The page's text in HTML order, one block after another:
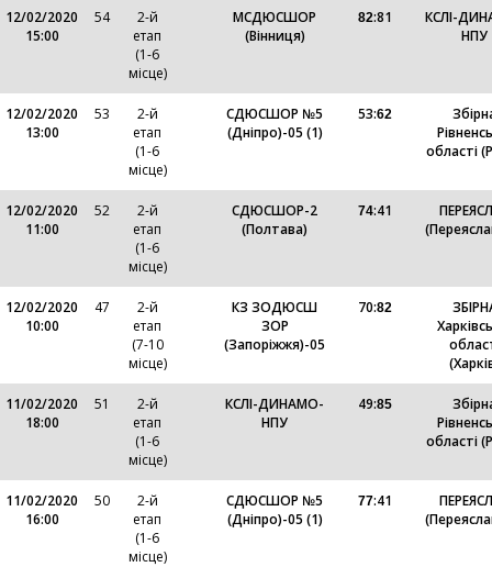
12/02/2020
15:00
54
2-й
етап
(1-6
місце)
МСДЮСШОР
(Вінниця)
82:81
КСЛІ-
НПУ
12/02/2020
13:00
53
2-й
етап
(1-6
місце)
СДЮСШОР №5
(Дніпро)-05 (1)
53:62
області
12/02/2020
11:00
52
2-й
етап
(1-6
місце)
СДЮСШОР-2
(Полтава)
74:41
12/02/2020
10:00
47
2-й
етап
(7-10
місце)
КЗ ЗОДЮСШ
ЗОР
(Запоріжжя)-05
70:82
11/02/2020
18:00
51
2-й
етап
(1-6
місце)
КСЛІ-ДИНАМО-
НПУ
49:85
області
11/02/2020
16:00
50
2-й
етап
(1-6
місце)
СДЮСШОР №5
(Дніпро)-05 (1)
77:41